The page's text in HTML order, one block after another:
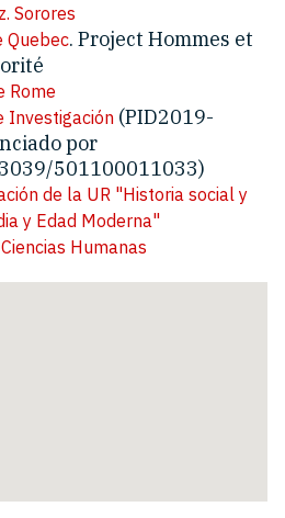
Sorores
Quebec. Project Hommes et
Rome
Investigación (PID2019-
por
501100011033)
de la UR "Historia social y
y Edad Moderna"
Humanas